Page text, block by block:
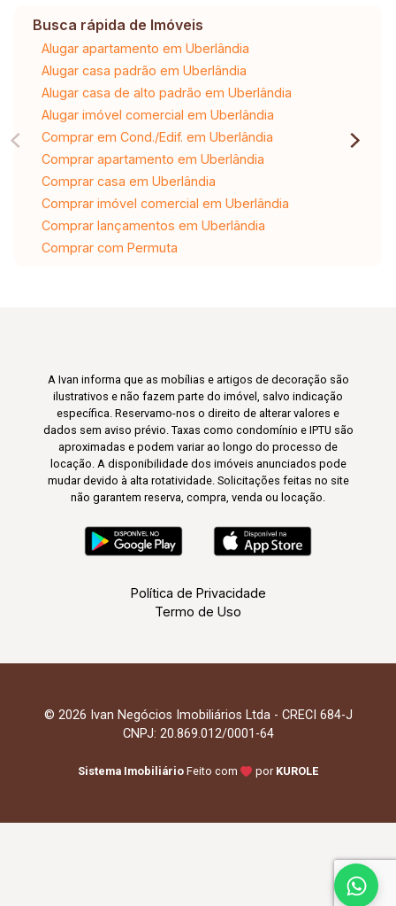
Busca rápida de Imóveis
Alugar apartamento em Uberlândia
Alugar casa padrão em Uberlândia
Alugar casa de alto padrão em Uberlândia
Alugar imóvel comercial em Uberlândia
Comprar em Cond./Edif. em Uberlândia
Comprar apartamento em Uberlândia
Comprar casa em Uberlândia
Comprar imóvel comercial em Uberlândia
Comprar lançamentos em Uberlândia
Comprar com Permuta
A Ivan informa que as mobílias e artigos de decoração são
ilustrativos e não fazem parte do imóvel, salvo indicação
específica. Reservamo-nos o direito de alterar valores e
dados sem aviso prévio. Taxas como condomínio e IPTU são
aproximadas e podem variar ao longo do processo de
locação. A disponibilidade dos imóveis anunciados pode
mudar devido à alta rotatividade. Solicitações feitas no site
não garantem reserva, compra, venda ou locação.
Política de Privacidade
Termo de Uso
© 2026 Ivan Negócios Imobiliários Ltda - CRECI 684-J
CNPJ: 20.869.012/0001-64
Sistema Imobiliário Feito com por KUROLE